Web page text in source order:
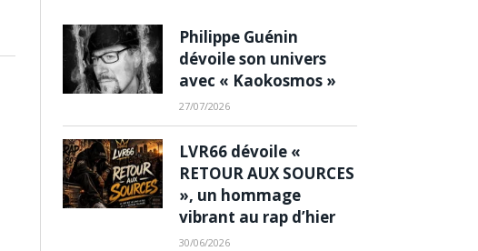
Philippe Guénin
dévoile son univers
avec « Kaokosmos »
27/07/2026
LVR66 dévoile «
RETOUR AUX SOURCES
», un hommage
vibrant au rap d’hier
30/06/2026